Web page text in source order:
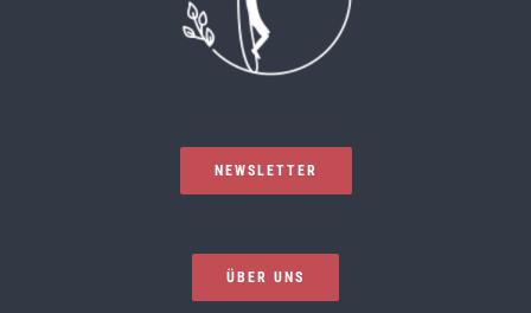
NEWSLETTER
ÜBER UNS